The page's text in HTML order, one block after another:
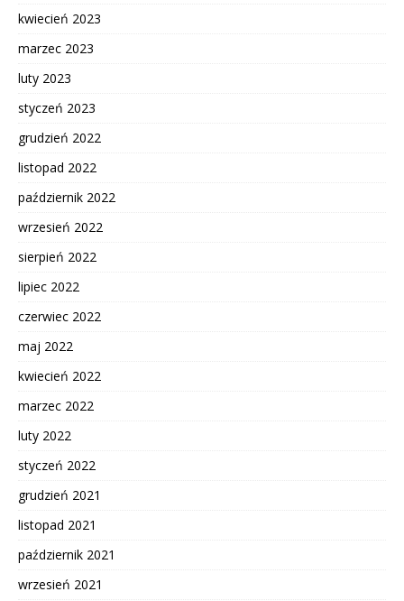
kwiecień 2023
marzec 2023
luty 2023
styczeń 2023
grudzień 2022
listopad 2022
październik 2022
wrzesień 2022
sierpień 2022
lipiec 2022
czerwiec 2022
maj 2022
kwiecień 2022
marzec 2022
luty 2022
styczeń 2022
grudzień 2021
listopad 2021
październik 2021
wrzesień 2021